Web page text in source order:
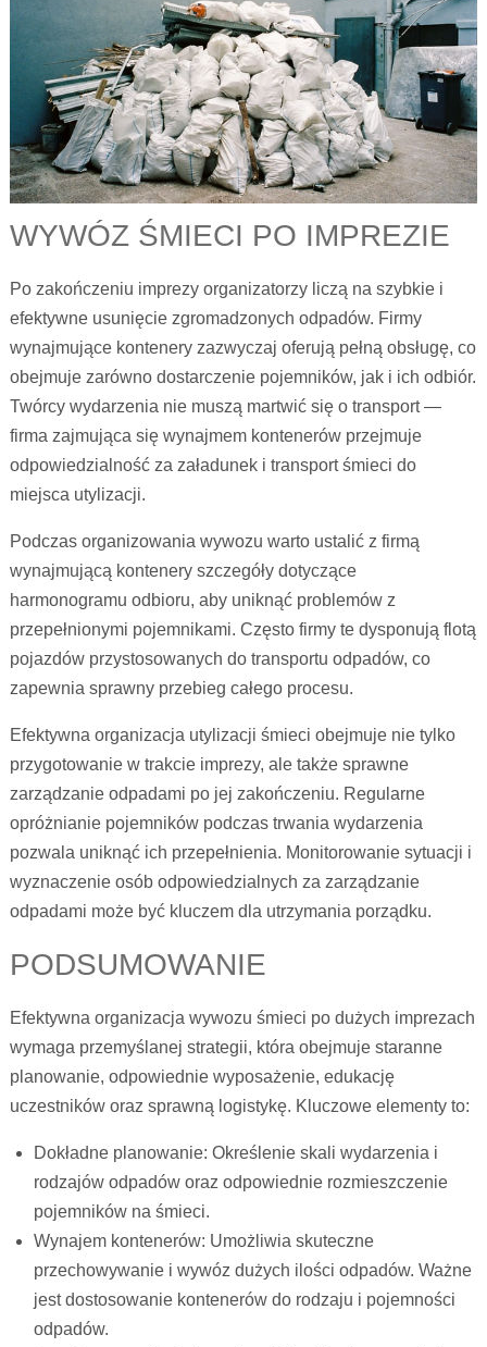
WYWÓZ ŚMIECI PO IMPREZIE
Po zakończeniu imprezy organizatorzy liczą na szybkie i
efektywne usunięcie zgromadzonych odpadów. Firmy
wynajmujące kontenery zazwyczaj oferują pełną obsługę, co
obejmuje zarówno dostarczenie pojemników, jak i ich odbiór.
Twórcy wydarzenia nie muszą martwić się o transport —
firma zajmująca się wynajmem kontenerów przejmuje
odpowiedzialność za załadunek i transport śmieci do
miejsca utylizacji.
Podczas organizowania wywozu warto ustalić z firmą
wynajmującą kontenery szczegóły dotyczące
harmonogramu odbioru, aby uniknąć problemów z
przepełnionymi pojemnikami. Często firmy te dysponują flotą
pojazdów przystosowanych do transportu odpadów, co
zapewnia sprawny przebieg całego procesu.
Efektywna organizacja utylizacji śmieci obejmuje nie tylko
przygotowanie w trakcie imprezy, ale także sprawne
zarządzanie odpadami po jej zakończeniu. Regularne
opróżnianie pojemników podczas trwania wydarzenia
pozwala uniknąć ich przepełnienia. Monitorowanie sytuacji i
wyznaczenie osób odpowiedzialnych za zarządzanie
odpadami może być kluczem dla utrzymania porządku.
PODSUMOWANIE
Efektywna organizacja wywozu śmieci po dużych imprezach
wymaga przemyślanej strategii, która obejmuje staranne
planowanie, odpowiednie wyposażenie, edukację
uczestników oraz sprawną logistykę. Kluczowe elementy to:
Dokładne planowanie: Określenie skali wydarzenia i
rodzajów odpadów oraz odpowiednie rozmieszczenie
pojemników na śmieci.
Wynajem kontenerów: Umożliwia skuteczne
przechowywanie i wywóz dużych ilości odpadów. Ważne
jest dostosowanie kontenerów do rodzaju i pojemności
odpadów.